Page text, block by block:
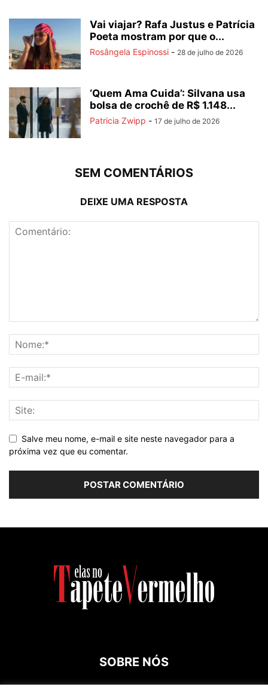
Vai viajar? Rafa Justus e Patrícia
Poeta mostram por que o...
Rosângela Espinossi - 28 de julho de 2026
‘Quem Ama Cuida’: Silvana usa
bolsa de crochê de R$ 1.148...
Patricia Zwipp - 17 de julho de 2026
SEM COMENTÁRIOS
DEIXE UMA RESPOSTA
Salve meu nome, e-mail e site neste navegador para a
próxima vez que eu comentar.
SOBRE NÓS